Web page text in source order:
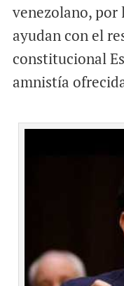
venezolano, por
ayudan con el
constitucional
amnistía